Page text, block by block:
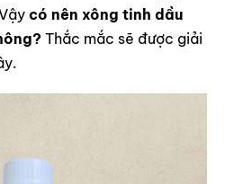
có nên xông tinh dầu
Thắc mắc sẽ được giải